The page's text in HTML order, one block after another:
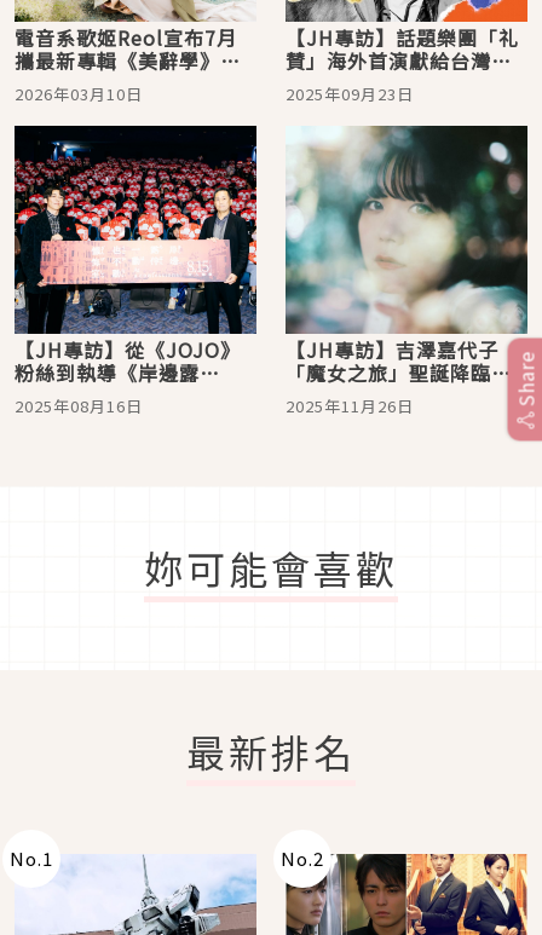
電音系歌姬Reol宣布7月
攜最新專輯《美辭學》來
台開唱！門票抽選3月16日
開放登記
2026年03月10日
【JH專訪】話題樂團「礼
賛」海外首演獻給台灣，
向歌迷喊話「先喝個痛快
再來看我們！」
2025年09月23日
【JH專訪】從《JOJO》
粉絲到執導《岸邊露
伴》，渡邊一貴導演揭秘
如何與150%的高橋一生共
2025年08月16日
【JH專訪】吉澤嘉代子
「魔女之旅」聖誕降臨台
灣！分享來台糗事與邂
逅，喊話歌迷「望咱會當
2025年11月26日
妳可能會喜歡
最新排名
No.1 No.2
Share